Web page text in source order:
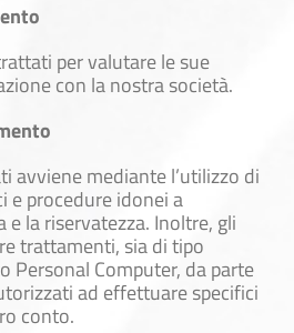
per valutare le sue
con la nostra società.
avviene mediante l’utilizzo di
procedure idonei a
e la riservatezza. Inoltre, gli
trattamenti, sia di tipo
Personal Computer, da parte
ad effettuare specifici
conto.